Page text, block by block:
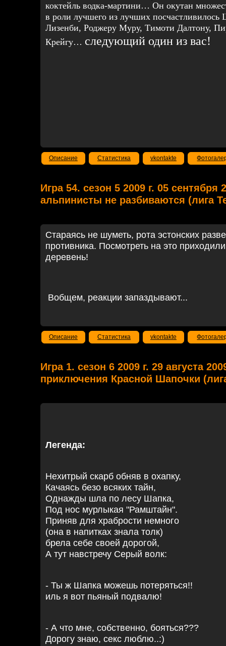
коктейль водка-мартини… Он окутан
в роли лучшего из лучших
Лизенби, Роджеру Муру, Тимоти Далтону,
Крейгу… следующий один из вас!
Описание Статистика vkontakte
Игра 54. сезон 5 2009 г. 05 сентября
альпинисты не разбиваются (лига
Стараясь не шуметь, рота эстонских
противника. Посмотреть на это
деревень!
Вобщем, реакции запаздывают...
Описание Статистика vkontakte
Игра 1. сезон 6 2009 г. 29 августа
приключения Красной Шапочки
Легенда:
Нехитрый скарб обняв в охапку,
Качаясь безо всяких тайн,
Однажды шла по лесу Шапка,
Под нос мурлыкая "Рамштайн".
Приняв для храбрости немного
(она в напитках знала толк)
брела себе своей дорогой,
А тут навстречу Серый волк:
- Ты ж Шапка можешь потеряться!!
иль я вот пьяный подвалю!
- А что мне, собственно, бояться???
Дорогу знаю, секс люблю..:)